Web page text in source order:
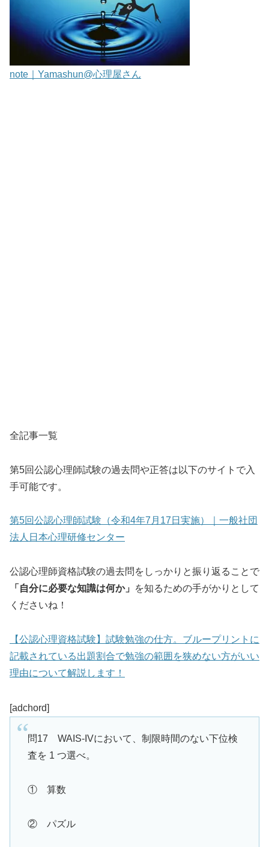
note｜Yamashun@心理屋さん
全記事一覧
第5回公認心理師試験の過去問や正答は以下のサイトで入
手可能です。
第5回公認心理師試験（令和4年7月17日実施）｜一般社団
法人日本心理研修センター
公認心理師資格試験の過去問をしっかりと振り返ることで
「自分に必要な知識は何か」
を知るための手がかりとして
くださいね！
【公認心理資格試験】試験勉強の仕方。ブループリントに
記載されている出題割合で勉強の範囲を狭めない方がいい
理由について解説します！
[adchord]
問17 WAIS-IVにおいて、制限時間のない下位検
査を 1 つ選べ。
① 算数
② パズル